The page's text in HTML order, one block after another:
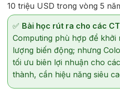
10 triệu USD trong vòng 5
✅ Bài học rút ra cho các
Computing phù hợp để khởi
lượng biến động; nhưng
tối ưu biên lợi nhuận cho
thành, cần hiệu năng siêu